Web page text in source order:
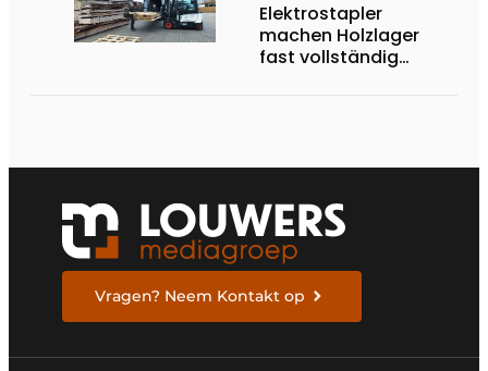
Elektrostapler
machen Holzlager
fast vollständig
Vragen? Neem Kontakt op